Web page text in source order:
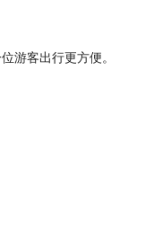
游客出行更方便。